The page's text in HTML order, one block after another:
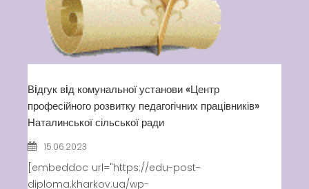
Вiдгук вiд комунальної установи «Центр
професійного розвитку педагогічних працівників»
Наталинської сільської ради
15.06.2023
[embeddoc url="https://edu-post-
diploma.kharkov.ua/wp-